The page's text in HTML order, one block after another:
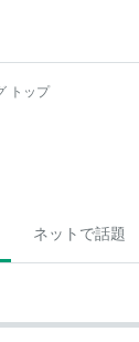
トップ
ネットで話題